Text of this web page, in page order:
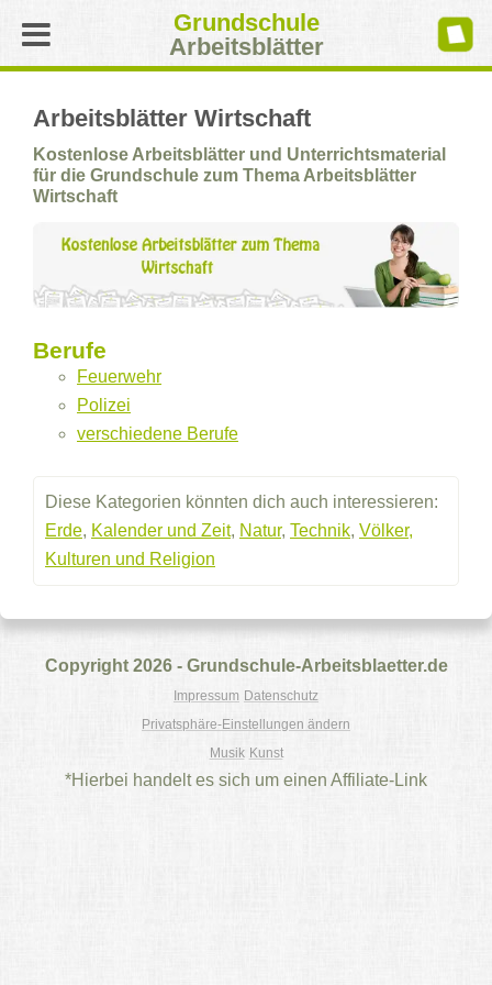
Grundschule
Arbeitsblätter
Arbeitsblätter Wirtschaft
Kostenlose Arbeitsblätter und Unterrichtsmaterial
für die Grundschule zum Thema Arbeitsblätter
Wirtschaft
Berufe
Feuerwehr
Polizei
verschiedene Berufe
Diese Kategorien könnten dich auch interessieren:
Erde, Kalender und Zeit, Natur, Technik, Völker,
Kulturen und Religion
Copyright 2026 - Grundschule-Arbeitsblaetter.de
Impressum Datenschutz
Privatsphäre-Einstellungen ändern
Musik Kunst
*Hierbei handelt es sich um einen Affiliate-Link